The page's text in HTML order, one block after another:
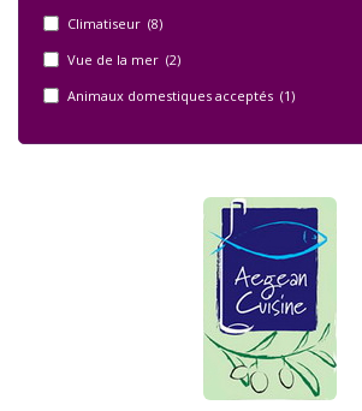
Climatiseur (8)
Vue de la mer (2)
Animaux domestiques acceptés (1)